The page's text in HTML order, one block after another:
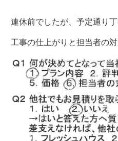
連休前でしたが、予定通り
工事の仕上がりと担当者の